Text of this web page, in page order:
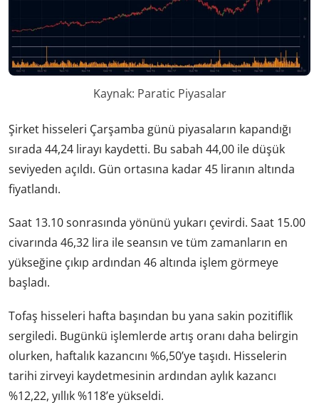
Kaynak: Paratic Piyasalar
Şirket hisseleri Çarşamba günü piyasaların kapandığı
sırada 44,24 lirayı kaydetti. Bu sabah 44,00 ile düşük
seviyeden açıldı. Gün ortasına kadar 45 liranın altında
fiyatlandı.
Saat 13.10 sonrasında yönünü yukarı çevirdi. Saat 15.00
civarında 46,32 lira ile seansın ve tüm zamanların en
yükseğine çıkıp ardından 46 altında işlem görmeye
başladı.
Tofaş hisseleri hafta başından bu yana sakin pozitiflik
sergiledi. Bugünkü işlemlerde artış oranı daha belirgin
olurken, haftalık kazancını %6,50’ye taşıdı. Hisselerin
tarihi zirveyi kaydetmesinin ardından aylık kazancı
%12,22, yıllık %118’e yükseldi.